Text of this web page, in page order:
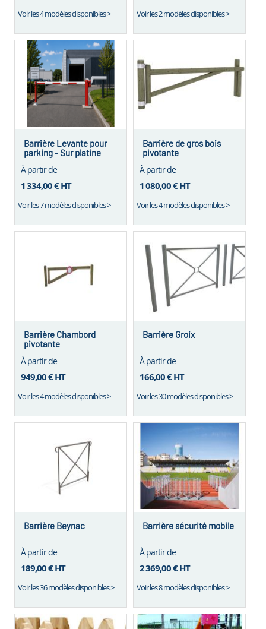
Voir les 4 modèles disponibles > Voir les 2 modèles disponibles >
Barrière Levante pour
parking - Sur platine
À partir de
1 334,00 €HT
Voir les 7 modèles disponibles >
Barrière de gros bois
pivotante
À partir de
1 080,00 €HT
Voir les 4 modèles disponibles >
Barrière Chambord
pivotante
À partir de
949,00 €HT
Voir les 4 modèles disponibles >
Barrière Groix
À partir de
166,00 €HT
Voir les 30 modèles disponibles >
Barrière Beynac
À partir de
189,00 €HT
Voir les 36 modèles disponibles >
Barrière sécurité mobile
À partir de
2 369,00 €HT
Voir les 8 modèles disponibles >